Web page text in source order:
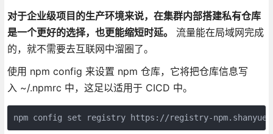
对于企业级项目的生产环境来说，在集群内部搭建私有仓库
是一个更好的选择，也更能缩短时延。
流量能在局域网完成
的，就不需要去互联网中溜圈了。
使用 npm config 来设置 npm 仓库，它将把仓库信息写
入 ~/.npmrc 中，这足以适用于 CICD 中。
npm config set registry https://registry-